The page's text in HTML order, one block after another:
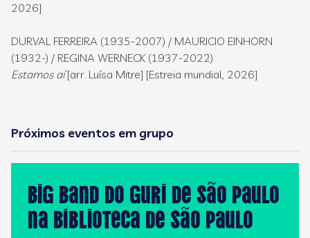
2026]
DURVAL FERREIRA (1935-2007) / MAURICIO EINHORN
(1932-) / REGINA WERNECK (1937-2022)
Estamos aí[arr. Luísa Mitre] [Estreia mundial, 2026]
Próximos eventos em grupo
Big Band do GURI de São Paulo
na Biblioteca de São Paulo